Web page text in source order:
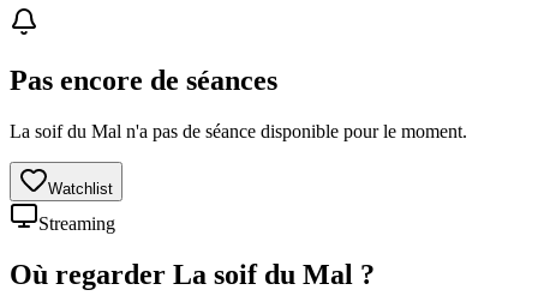
Pas encore de séances
La soif du Mal n'a pas de séance disponible pour le moment.
Watchlist
Streaming
Où regarder La soif du Mal ?